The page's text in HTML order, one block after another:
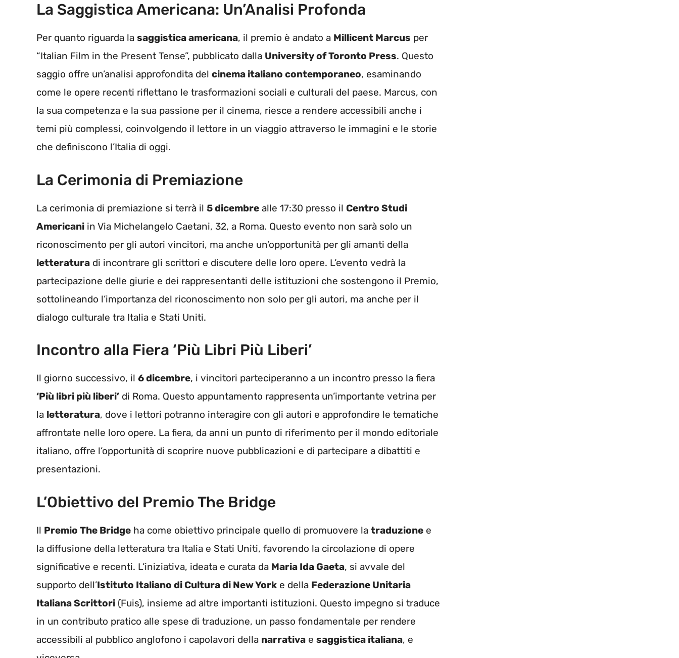
La Saggistica Americana: Un’Analisi Profonda
Per quanto riguarda la saggistica americana, il premio è andato a Millicent Marcus per
“Italian Film in the Present Tense”, pubblicato dalla University of Toronto Press. Questo
saggio offre un’analisi approfondita del cinema italiano contemporaneo, esaminando
come le opere recenti riflettano le trasformazioni sociali e culturali del paese. Marcus, con
la sua competenza e la sua passione per il cinema, riesce a rendere accessibili anche i
temi più complessi, coinvolgendo il lettore in un viaggio attraverso le immagini e le storie
che definiscono l’Italia di oggi.
La Cerimonia di Premiazione
La cerimonia di premiazione si terrà il 5 dicembre alle 17:30 presso il Centro Studi
Americani in Via Michelangelo Caetani, 32, a Roma. Questo evento non sarà solo un
riconoscimento per gli autori vincitori, ma anche un’opportunità per gli amanti della
letteratura di incontrare gli scrittori e discutere delle loro opere. L’evento vedrà la
partecipazione delle giurie e dei rappresentanti delle istituzioni che sostengono il Premio,
sottolineando l’importanza del riconoscimento non solo per gli autori, ma anche per il
dialogo culturale tra Italia e Stati Uniti.
Incontro alla Fiera ‘Più Libri Più Liberi’
Il giorno successivo, il 6 dicembre, i vincitori parteciperanno a un incontro presso la fiera
‘Più libri più liberi’ di Roma. Questo appuntamento rappresenta un’importante vetrina per
la letteratura, dove i lettori potranno interagire con gli autori e approfondire le tematiche
affrontate nelle loro opere. La fiera, da anni un punto di riferimento per il mondo editoriale
italiano, offre l’opportunità di scoprire nuove pubblicazioni e di partecipare a dibattiti e
presentazioni.
L’Obiettivo del Premio The Bridge
Il Premio The Bridge ha come obiettivo principale quello di promuovere la traduzione e
la diffusione della letteratura tra Italia e Stati Uniti, favorendo la circolazione di opere
significative e recenti. L’iniziativa, ideata e curata da Maria Ida Gaeta, si avvale del
supporto dell’Istituto Italiano di Cultura di New York e della Federazione Unitaria
Italiana Scrittori (Fuis), insieme ad altre importanti istituzioni. Questo impegno si traduce
in un contributo pratico alle spese di traduzione, un passo fondamentale per rendere
accessibili al pubblico anglofono i capolavori della narrativa e saggistica italiana, e